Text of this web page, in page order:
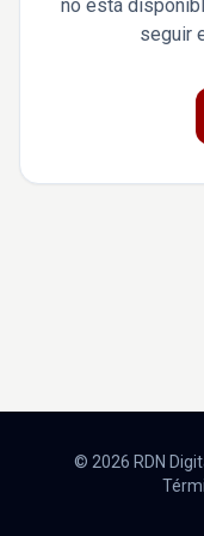
no está
seguir
© 2026 RDN